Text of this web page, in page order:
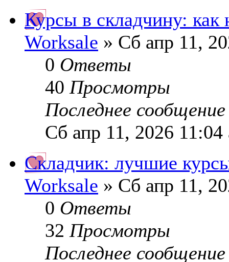
Курсы в складчину:
Worksale » Сб апр 11,
0 Ответы
40 Просмотры
Последнее
Сб апр 11, 2026 11:04
Складчик: лучшие
Worksale » Сб апр 11,
0 Ответы
32 Просмотры
Последнее